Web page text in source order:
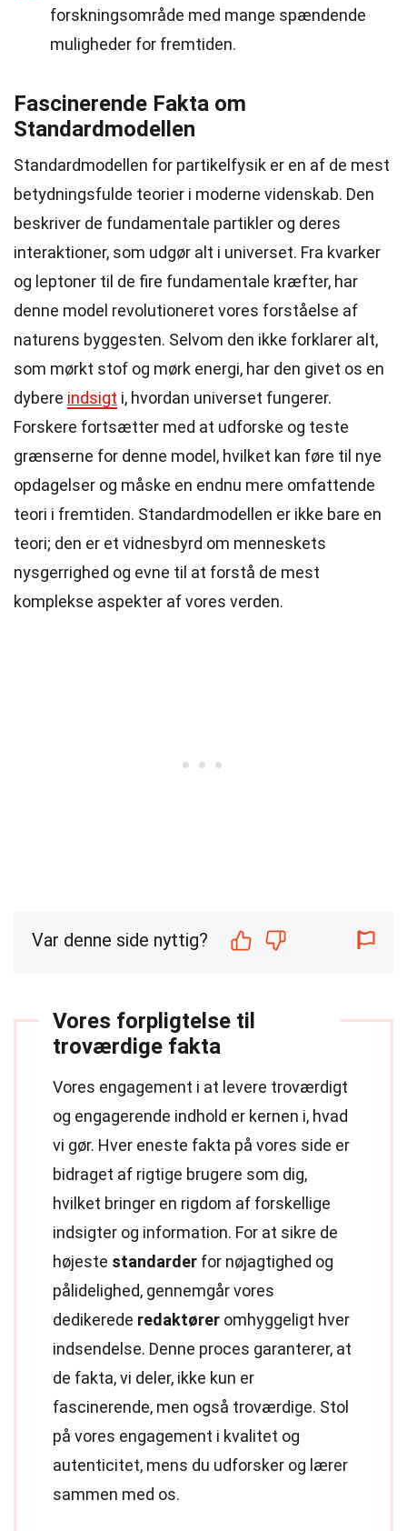
forskningsområde med mange spændende
muligheder for fremtiden.
Fascinerende Fakta om
Standardmodellen
Standardmodellen for partikelfysik er en af de mest
betydningsfulde teorier i moderne videnskab. Den
beskriver de fundamentale partikler og deres
interaktioner, som udgør alt i universet. Fra kvarker
og leptoner til de fire fundamentale kræfter, har
denne model revolutioneret vores forståelse af
naturens byggesten. Selvom den ikke forklarer alt,
som mørkt stof og mørk energi, har den givet os en
dybere indsigt i, hvordan universet fungerer.
Forskere fortsætter med at udforske og teste
grænserne for denne model, hvilket kan føre til nye
opdagelser og måske en endnu mere omfattende
teori i fremtiden. Standardmodellen er ikke bare en
teori; den er et vidnesbyrd om menneskets
nysgerrighed og evne til at forstå de mest
komplekse aspekter af vores verden.
Var denne side nyttig?
Vores forpligtelse til
troværdige fakta
Vores engagement i at levere troværdigt
og engagerende indhold er kernen i, hvad
vi gør. Hver eneste fakta på vores side er
bidraget af rigtige brugere som dig,
hvilket bringer en rigdom af forskellige
indsigter og information. For at sikre de
højeste standarder for nøjagtighed og
pålidelighed, gennemgår vores
dedikerede redaktører omhyggeligt hver
indsendelse. Denne proces garanterer, at
de fakta, vi deler, ikke kun er
fascinerende, men også troværdige. Stol
på vores engagement i kvalitet og
autenticitet, mens du udforsker og lærer
sammen med os.